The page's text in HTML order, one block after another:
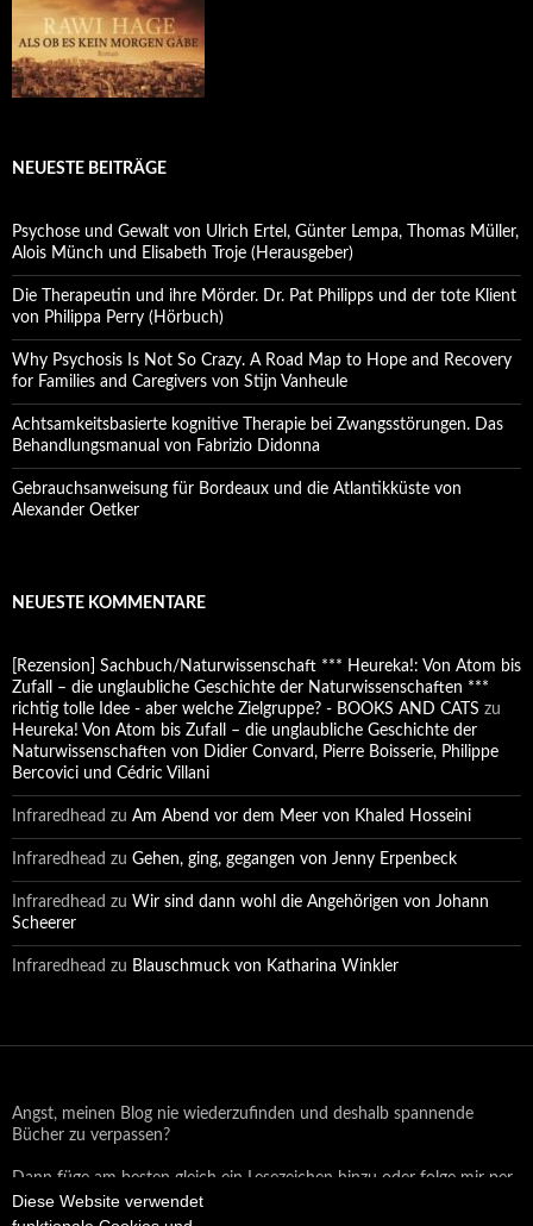
Diese Website verwendet
NEUESTE BEITRÄGE
Psychose und Gewalt von Ulrich Ertel, Günter Lempa, Thomas Müller,
Alois Münch und Elisabeth Troje (Herausgeber)
Die Therapeutin und ihre Mörder. Dr. Pat Philipps und der tote Klient
von Philippa Perry (Hörbuch)
Why Psychosis Is Not So Crazy. A Road Map to Hope and Recovery
for Families and Caregivers von Stijn Vanheule
Achtsamkeitsbasierte kognitive Therapie bei Zwangsstörungen. Das
Behandlungsmanual von Fabrizio Didonna
Gebrauchsanweisung für Bordeaux und die Atlantikküste von
Alexander Oetker
NEUESTE KOMMENTARE
[Rezension] Sachbuch/Naturwissenschaft *** Heureka!: Von Atom bis
Zufall – die unglaubliche Geschichte der Naturwissenschaften ***
richtig tolle Idee - aber welche Zielgruppe? - BOOKS AND CATS zu
Heureka! Von Atom bis Zufall – die unglaubliche Geschichte der
Naturwissenschaften von Didier Convard, Pierre Boisserie, Philippe
Bercovici und Cédric Villani
Infraredhead zu Am Abend vor dem Meer von Khaled Hosseini
Infraredhead zu Gehen, ging, gegangen von Jenny Erpenbeck
Infraredhead zu Wir sind dann wohl die Angehörigen von Johann
Scheerer
Infraredhead zu Blauschmuck von Katharina Winkler
Angst, meinen Blog nie wiederzufinden und deshalb spannende
Bücher zu verpassen?
Dann füge am besten gleich ein Lesezeichen hinzu oder folge mir per
Email oder auf Facebook!